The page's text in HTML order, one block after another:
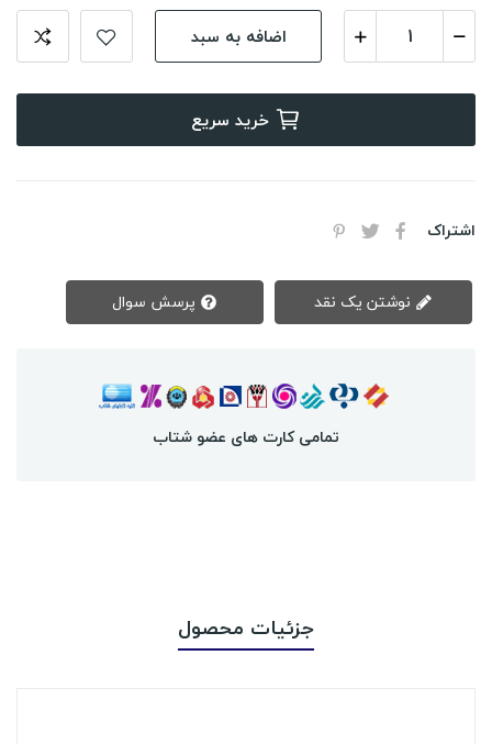
اضافه به سبد
خرید سریع
اشتراک
تمامی کارت های عضو شتاب
جزئیات محصول